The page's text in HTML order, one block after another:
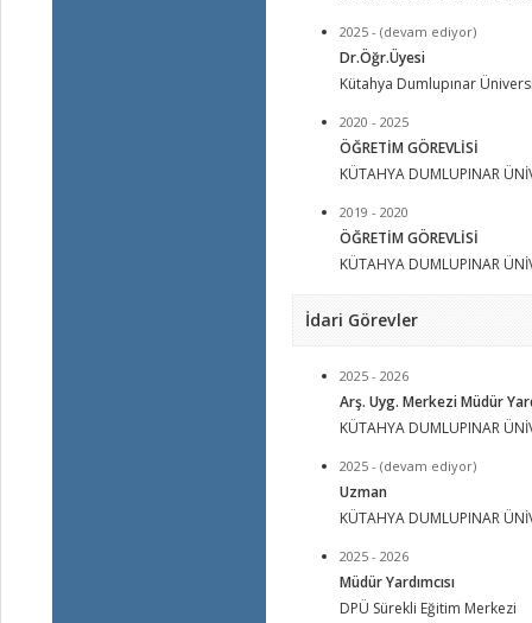
2025 - (devam ediyor)
Dr.Öğr.Üyesi
Kütahya Dumlupınar
2020 - 2025
ÖĞRETİM GÖREVLİSİ
KÜTAHYA DUMLUPINAR
2019 - 2020
ÖĞRETİM GÖREVLİSİ
KÜTAHYA DUMLUPINAR
İdari Görevler
2025 - 2026
Arş. Uyg. Merkezi Müdür
KÜTAHYA DUMLUPINAR
2025 - (devam ediyor)
Uzman
KÜTAHYA DUMLUPINAR
2025 - 2026
Müdür Yardımcısı
DPÜ Sürekli Eğitim Merkezi